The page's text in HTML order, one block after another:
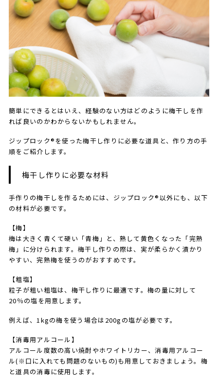
簡単にできるとはいえ、経験のない方はどのように梅干しを作
れば良いのかわからないかもしれません。
ジップロック®を使った梅干し作りに必要な道具と、作り方の手
順をご紹介します。
梅干し作りに必要な材料
手作りの梅干しを作るためには、ジップロック®以外にも、以下
の材料が必要です。
【梅】
梅は大きく青くて硬い「青梅」と、熟して黄色くなった「完熟
梅」に分けられます。梅干し作りの際は、実が柔らかく漬かり
やすい、完熟梅を使うのがおすすめです。
【粗塩】
粒子が粗い粗塩は、梅干し作りに最適です。梅の量に対して
20％の塩を用意します。
例えば、1kgの梅を使う場合は200gの塩が必要です。
【消毒用アルコール】
アルコール度数の高い焼酎やホワイトリカー、消毒用アルコー
ル(※口に入れても問題のないもの)も用意しておきましょう。梅
と道具の消毒に使用します。